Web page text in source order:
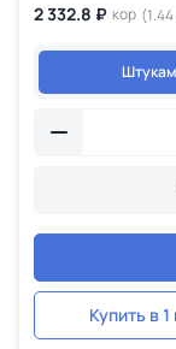
2 332.8 ₽ кор
Купить в 1